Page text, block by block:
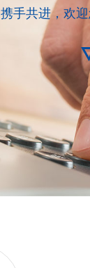
携手共进，欢